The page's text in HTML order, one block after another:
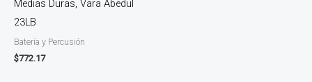
Medias Duras, Vara Abedul
23LB
Batería y Percusión
$772.17